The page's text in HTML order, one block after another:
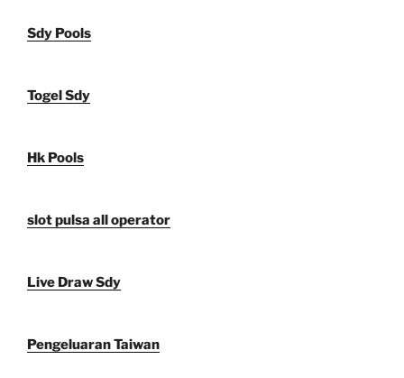
Sdy Pools
Togel Sdy
Hk Pools
slot pulsa all operator
Live Draw Sdy
Pengeluaran Taiwan